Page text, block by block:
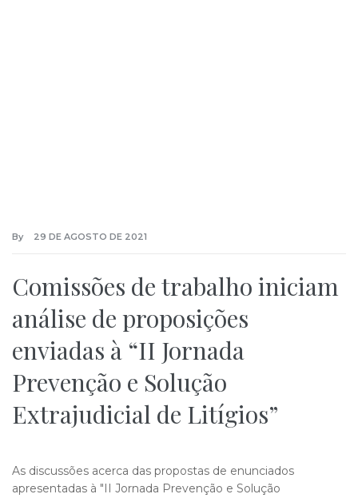
By 29 DE AGOSTO DE 2021
Comissões de trabalho iniciam
análise de proposições
enviadas à “II Jornada
Prevenção e Solução
Extrajudicial de Litígios”
As discussões acerca das propostas de enunciados
apresentadas à "II Jornada Prevenção e Solução